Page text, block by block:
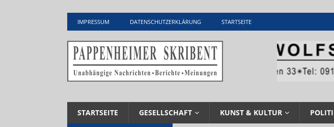
IMPRESSUM DATENSCHUTZERKLÄRUNG STARTSEITE
STARTSEITE GESELLSCHAFT KUNST & KULTUR